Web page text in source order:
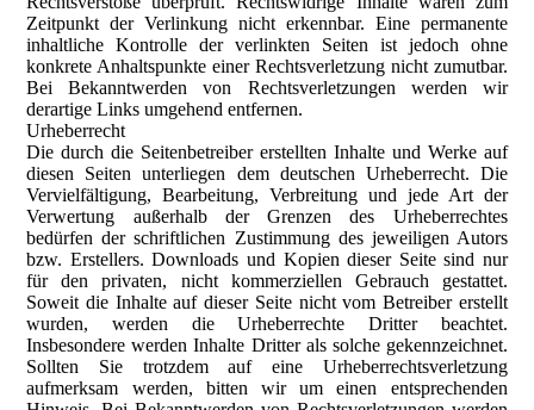
Zeitpunkt der Verlinkung nicht erkennbar. Eine permanente
inhaltliche Kontrolle der verlinkten Seiten ist jedoch ohne
konkrete Anhaltspunkte einer Rechtsverletzung nicht zumutbar.
Bei Bekanntwerden von Rechtsverletzungen werden wir
derartige Links umgehend entfernen.
Urheberrecht
Die durch die Seitenbetreiber erstellten Inhalte und Werke auf
diesen Seiten unterliegen dem deutschen Urheberrecht. Die
Vervielfältigung, Bearbeitung, Verbreitung und jede Art der
Verwertung außerhalb der Grenzen des Urheberrechtes
bedürfen der schriftlichen Zustimmung des jeweiligen Autors
bzw. Erstellers. Downloads und Kopien dieser Seite sind nur
für den privaten, nicht kommerziellen Gebrauch gestattet.
Soweit die Inhalte auf dieser Seite nicht vom Betreiber erstellt
wurden, werden die Urheberrechte Dritter beachtet.
Insbesondere werden Inhalte Dritter als solche gekennzeichnet.
Sollten Sie trotzdem auf eine Urheberrechtsverletzung
aufmerksam werden, bitten wir um einen entsprechenden